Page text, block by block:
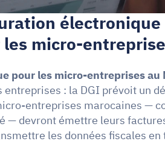
micro-
pour les micro-entreprises au
: la DGI prévoit un
entreprises marocaines —
— devront émettre leurs
les données fiscales en